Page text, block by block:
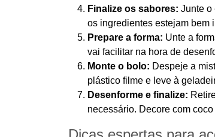
Finalize os sabores: Junte o
os ingredientes estejam bem
Prepare a forma: Unte a
vai facilitar na hora de
Monte o bolo: Despeje a
plástico filme e leve à
Desenforme e finalize:
necessário. Decore com